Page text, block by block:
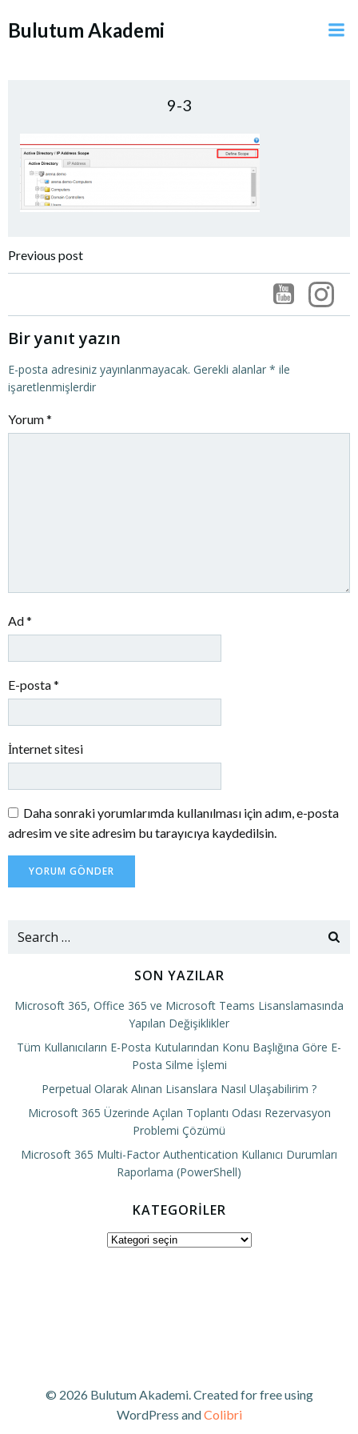
Bulutum Akademi
9-3
Post
Previous post
Bir yanıt yazın
E-posta adresiniz yayınlanmayacak. Gerekli alanlar * ile
işaretlenmişlerdir
Yorum*
Ad*
E-posta*
İnternet sitesi
Daha sonraki yorumlarımda kullanılması için adım, e-posta
adresim ve site adresim bu tarayıcıya kaydedilsin.
Search
SON YAZILAR
Microsoft 365, Office 365 ve Microsoft Teams Lisanslamasında
Yapılan Değişiklikler
Tüm Kullanıcıların E-Posta Kutularından Konu Başlığına Göre E-
Posta Silme İşlemi
Perpetual Olarak Alınan Lisanslara Nasıl Ulaşabilirim ?
Microsoft 365 Üzerinde Açılan Toplantı Odası Rezervasyon
Problemi Çözümü
Microsoft 365 Multi-Factor Authentication Kullanıcı Durumları
Raporlama (PowerShell)
KATEGORILER
Kategoriler
© 2026 Bulutum Akademi. Created for free using
WordPress andColibri